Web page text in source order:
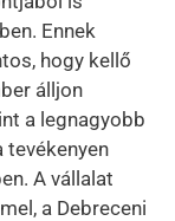
Ennek
hogy kellő
álljon
a legnagyobb
tevékenyen
A vállalat
a Debreceni